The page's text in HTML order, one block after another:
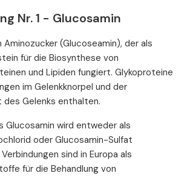
Nr. 1 - Glucosamin
(Glucoseamin), der als
für die Biosynthese von
und Lipiden fungiert. Glykoproteine
im Gelenkknorpel und der
des Gelenks enthalten.
Glucosamin wird entweder als
oder Glucosamin-Sulfat
sind in Europa als
für die Behandlung von